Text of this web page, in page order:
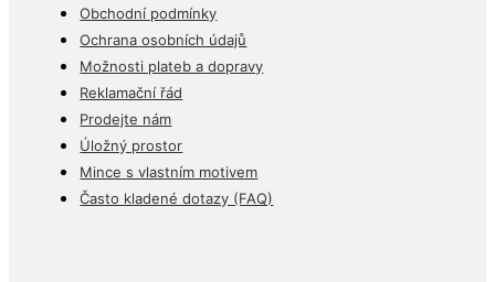
Obchodní podmínky
Ochrana osobních údajů
Možnosti plateb a dopravy
Reklamační řád
Prodejte nám
Úložný prostor
Mince s vlastním motivem
Často kladené dotazy (FAQ)